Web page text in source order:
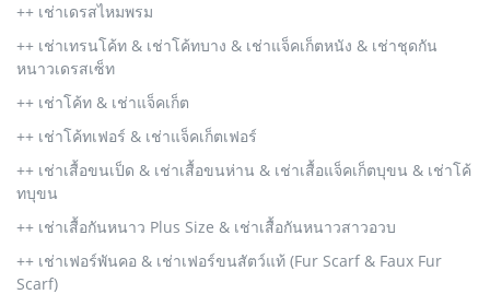
++ เช่าเดรสไหมพรม
++ เช่าเทรนโค้ท & เช่าโค้ทบาง & เช่าแจ็คเก็ตหนัง & เช่าชุดกัน
หนาวเดรสเซ็ท
++ เช่าโค้ท & เช่าแจ็คเก็ต
++ เช่าโค้ทเฟอร์ & เช่าแจ็คเก็ตเฟอร์
++ เช่าเสื้อขนเป็ด & เช่าเสื้อขนห่าน & เช่าเสื้อแจ็คเก็ตบุขน & เช่าโค้
ทบุขน
++ เช่าเสื้อกันหนาว Plus Size & เช่าเสื้อกันหนาวสาวอวบ
++ เช่าเฟอร์พันคอ & เช่าเฟอร์ขนสัตว์แท้ (Fur Scarf & Faux Fur
Scarf)